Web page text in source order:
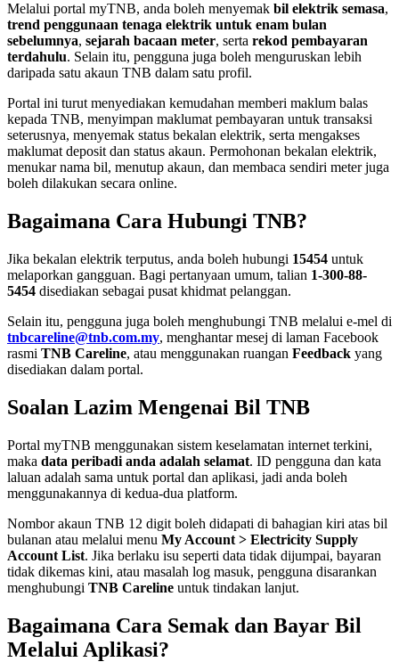
Melalui portal myTNB, anda boleh menyemak bil elektrik semasa,
trend penggunaan tenaga elektrik untuk enam bulan
sebelumnya, sejarah bacaan meter, serta rekod pembayaran
terdahulu. Selain itu, pengguna juga boleh menguruskan lebih
daripada satu akaun TNB dalam satu profil.
Portal ini turut menyediakan kemudahan memberi maklum balas
kepada TNB, menyimpan maklumat pembayaran untuk transaksi
seterusnya, menyemak status bekalan elektrik, serta mengakses
maklumat deposit dan status akaun. Permohonan bekalan elektrik,
menukar nama bil, menutup akaun, dan membaca sendiri meter juga
boleh dilakukan secara online.
Bagaimana Cara Hubungi TNB?
Jika bekalan elektrik terputus, anda boleh hubungi 15454 untuk
melaporkan gangguan. Bagi pertanyaan umum, talian 1-300-88-
5454 disediakan sebagai pusat khidmat pelanggan.
Selain itu, pengguna juga boleh menghubungi TNB melalui e-mel di
tnbcareline@tnb.com.my, menghantar mesej di laman Facebook
rasmi TNB Careline, atau menggunakan ruangan Feedback yang
disediakan dalam portal.
Soalan Lazim Mengenai Bil TNB
Portal myTNB menggunakan sistem keselamatan internet terkini,
maka data peribadi anda adalah selamat. ID pengguna dan kata
laluan adalah sama untuk portal dan aplikasi, jadi anda boleh
menggunakannya di kedua-dua platform.
Nombor akaun TNB 12 digit boleh didapati di bahagian kiri atas bil
bulanan atau melalui menu My Account > Electricity Supply
Account List. Jika berlaku isu seperti data tidak dijumpai, bayaran
tidak dikemas kini, atau masalah log masuk, pengguna disarankan
menghubungi TNB Careline untuk tindakan lanjut.
Bagaimana Cara Semak dan Bayar Bil
Melalui Aplikasi?